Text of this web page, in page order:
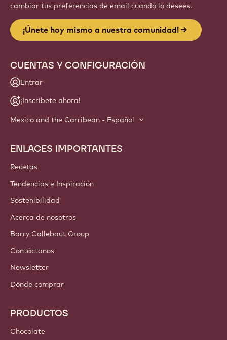
cambiar tus preferencias de email cuando lo desees.
¡Únete hoy mismo a nuestra comunidad!
CUENTAS Y CONFIGURACIÓN
Entrar
¡Inscríbete ahora!
Mexico and the Carribean - Español
Footer
Callebaut
ENLACES IMPORTANTES
Recetas
Tendencias e Inspiración
Sostenibilidad
Acerca de nosotros
Barry Callebaut Group
Contáctanos
Newsletter
Dónde comprar
PRODUCTOS
Chocolate